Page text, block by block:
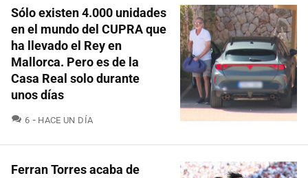
Sólo existen 4.000 unidades
en el mundo del CUPRA que
ha llevado el Rey en
Mallorca. Pero es de la
Casa Real solo durante
unos días
6 COMENTARIOS
HACE UN DÍA
Ferran Torres acaba de